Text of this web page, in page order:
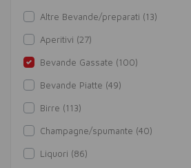
Altre Bevande/preparati (13)
Aperitivi (27)
Bevande Gassate (100)
Bevande Piatte (49)
Birre (113)
Champagne/spumante (40)
Liquori (86)